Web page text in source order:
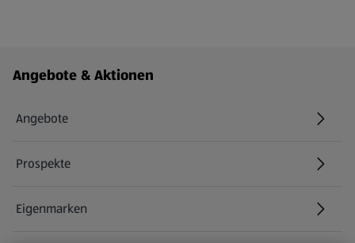
Fußzeilenmenü - weitere Links
Angebote & Aktionen
Angebote
Prospekte
Eigenmarken